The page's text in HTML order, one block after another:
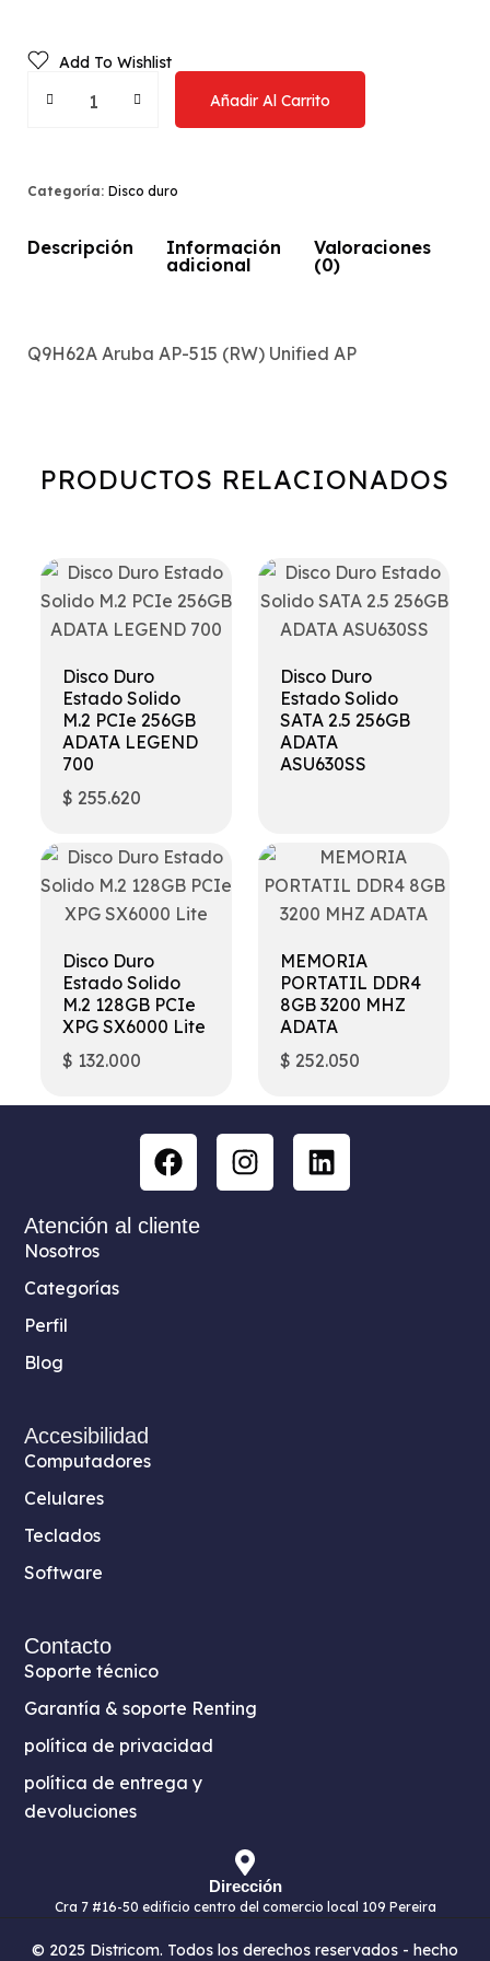
Celulares y tablets
Control de acceso
Workstations
impresora de etiquetas
Añadir Al Carrito
Add To Wishlist
Categoría: Disco duro
Descripción
Información
adicional
Valoraciones
(0)
Q9H62A Aruba AP-515 (RW) Unified AP
PRODUCTOS RELACIONADOS
Disco Duro
Estado Solido
M.2 PCIe 256GB
ADATA LEGEND
700
$ 255.620
Disco Duro
Estado Solido
SATA 2.5 256GB
ADATA
ASU630SS
Disco Duro
Estado Solido
M.2 128GB PCIe
XPG SX6000 Lite
$ 132.000
MEMORIA
PORTATIL DDR4
8GB 3200 MHZ
ADATA
$ 252.050
Atención al cliente
Nosotros
Categorías
Perfil
Blog
Accesibilidad
Computadores
Celulares
Teclados
Software
Contacto
Soporte técnico
Garantía & soporte Renting
política de privacidad
política de entrega y
devoluciones
Dirección
Cra 7 #16-50 edificio centro del comercio local 109 Pereira
© 2025 Districom. Todos los derechos reservados - hecho